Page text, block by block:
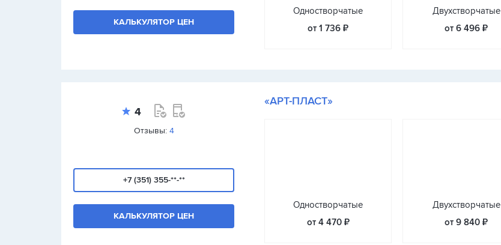
КАЛЬКУЛЯТОР ЦЕН
Одностворчатые
от 1 736 ₽
Двухстворчатые
от 6 496 ₽
4
Отзывы: 4
+7 (351) 355-**-**
КАЛЬКУЛЯТОР ЦЕН
«АРТ-ПЛАСТ»
Одностворчатые
от 4 470 ₽
Двухстворчатые
от 9 840 ₽